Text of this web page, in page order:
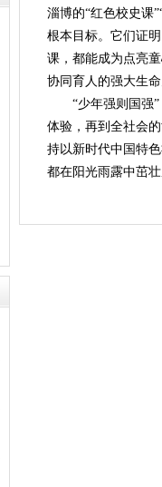
淄博的“红色校史课
根本目标。它们证
课，都能成为点亮
协同育人的强大生
“少年强则国强
体验，再到全社会
持以新时代中国特
都在阳光雨露中茁